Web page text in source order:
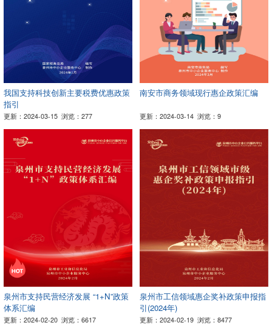
我国支持科技创新主要税费优惠政策
指引
更新：2024-03-15 浏览：277
南安市商务领域现行惠企政策汇编
更新：2024-03-14 浏览：9
泉州市支持民营经济发展 “1+N”政策
体系汇编
更新：2024-02-20 浏览：6617
泉州市工信领域惠企奖补政策申报指
引(2024年)
更新：2024-02-19 浏览：8477